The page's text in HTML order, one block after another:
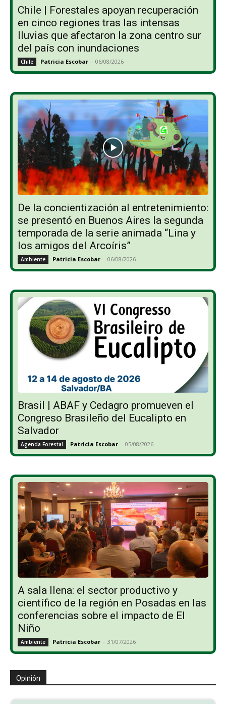
Chile | Forestales apoyan recuperación
en cinco regiones tras las intensas
lluvias que afectaron la zona centro sur
del país con inundaciones
Chile Patricia Escobar - 06/08/2026
De la concientización al entretenimiento:
se presentó en Buenos Aires la segunda
temporada de la serie animada “Lina y
los amigos del Arcoíris”
Ambiente Patricia Escobar - 06/08/2026
Brasil | ABAF y Cedagro promueven el
Congreso Brasileño del Eucalipto en
Salvador
Agenda Forestal Patricia Escobar - 05/08/2026
A sala llena: el sector productivo y
científico de la región en Posadas en las
conferencias sobre el impacto de El
Niño
Ambiente Patricia Escobar - 31/07/2026
Opinión